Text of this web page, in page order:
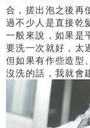
合，搓出泡之後再
過不少人是直接乾
一般來說，如果是
要洗一次就好，太
但如果有作些造型
沒洗的話，我就會